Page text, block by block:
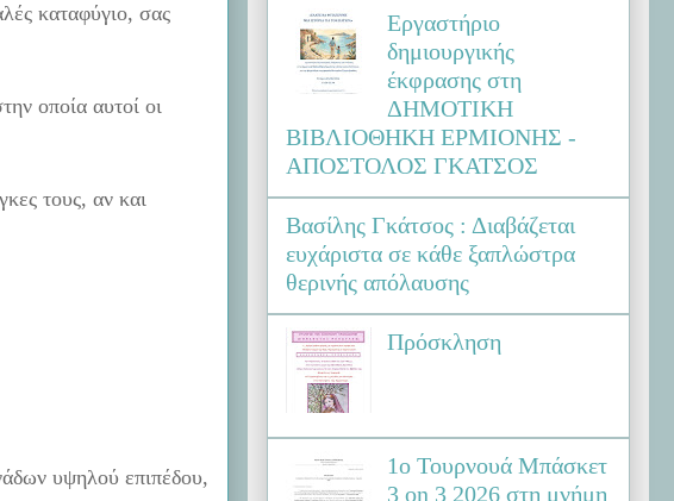
καταφύγιο, σας
οποία αυτοί οι
τους, αν και
υψηλού επιπέδου,
Εργαστήριο
δημιουργικής
έκφρασης στη
ΔΗΜΟΤΙΚΗ
ΒΙΒΛΙΟΘΗΚΗ ΕΡΜΙΟΝΗΣ -
ΑΠΟΣΤΟΛΟΣ ΓΚΑΤΣΟΣ
Βασίλης Γκάτσος : Διαβάζεται
ευχάριστα σε κάθε ξαπλώστρα
θερινής απόλαυσης
Πρόσκληση
1ο Τουρνουά Μπάσκετ
3 on 3 2026 στη μνήμη